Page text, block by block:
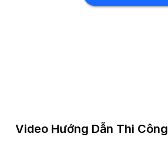
Video Hướng Dẫn Thi Công